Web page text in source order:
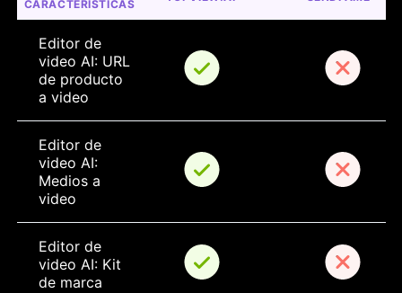
CARACTERÍSTICAS
Editor de
video AI: URL
de producto
a video
Editor de
video AI:
Medios a
video
Editor de
video AI: Kit
de marca